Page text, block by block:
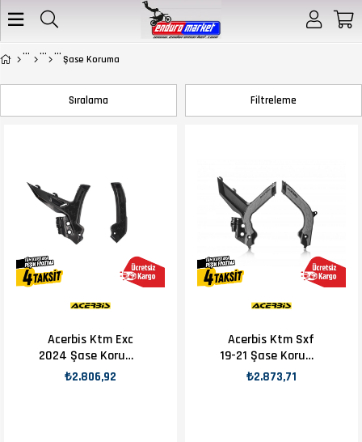
Şase Koruma
Filtreleme
Sıralama
Acerbis Ktm Exc
2024 Şase Koruma
Siyah
₺2.806,92
Acerbis Ktm Sxf
19-21 Şase Koruma
Siyah Gri
₺2.873,71